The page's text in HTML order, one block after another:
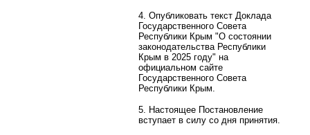
4. Опубликовать текст Доклада
Государственного Совета
Республики Крым "О состоянии
законодательства Республики
Крым в 2025 году" на
официальном сайте
Государственного Совета
Республики Крым.
5. Настоящее Постановление
вступает в силу со дня принятия.